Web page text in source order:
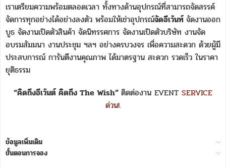
เราเตรียมความพร้อมตลอดเวลา ทั้งทางด้านอุปกรณ์ที่สามารถจัดสรรค์
จัดการทุกอย่างได้อย่างลงตัว พร้อมให้เช่าอุปกรณ์จัดอีเว้นท์ จัดงานออก
บูธ จัดงานเปิดตัวสินค้า จัดนิทรรศการ จัดงานเปิดตัวบริษัท งานจัด
อบรมสัมมนา งานประชุม ฯลฯ อย่างครบวงจร เพื่อความสะดวก ด้วยผู้มี
ประสบการณ์ การันตีงานคุณภาพ ได้มาตรฐาน สะดวก รวดเร็ว ในราคา
ยุติธรรม
“คิดถึงอีเว้นต์ คิดถึง The Wish” ติดต่องาน EVENT SERVICE
ด่วน!.
ข้อมูลเพิ่มเติม
ขั้นตอนการจอง